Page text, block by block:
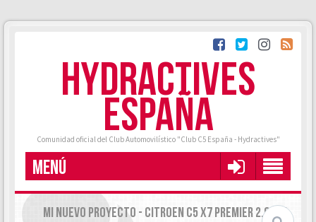
HYDRACTIVES
ESPAÑA
Comunidad oficial del Club Automovilístico "Club C5 España - Hydractives"
MENÚ
MI NUEVO PROYECTO - CITROEN C5 X7 PREMIER 2.0 HDI